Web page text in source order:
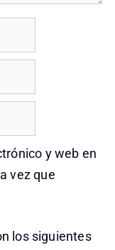
y web en
vez que
los siguientes